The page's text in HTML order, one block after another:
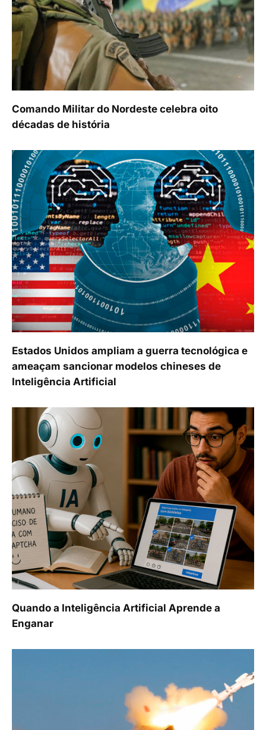
Comando Militar do Nordeste celebra oito
décadas de história
Estados Unidos ampliam a guerra tecnológica e
ameaçam sancionar modelos chineses de
Inteligência Artificial
Quando a Inteligência Artificial Aprende a
Enganar